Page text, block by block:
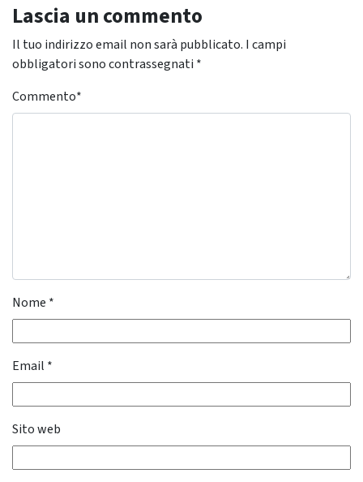
Lascia un commento
Il tuo indirizzo email non sarà pubblicato. I campi
obbligatori sono contrassegnati *
Commento*
Nome *
Email *
Sito web